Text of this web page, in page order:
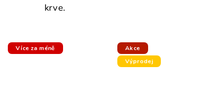
krve.
Více za méně
Akce
Výprodej